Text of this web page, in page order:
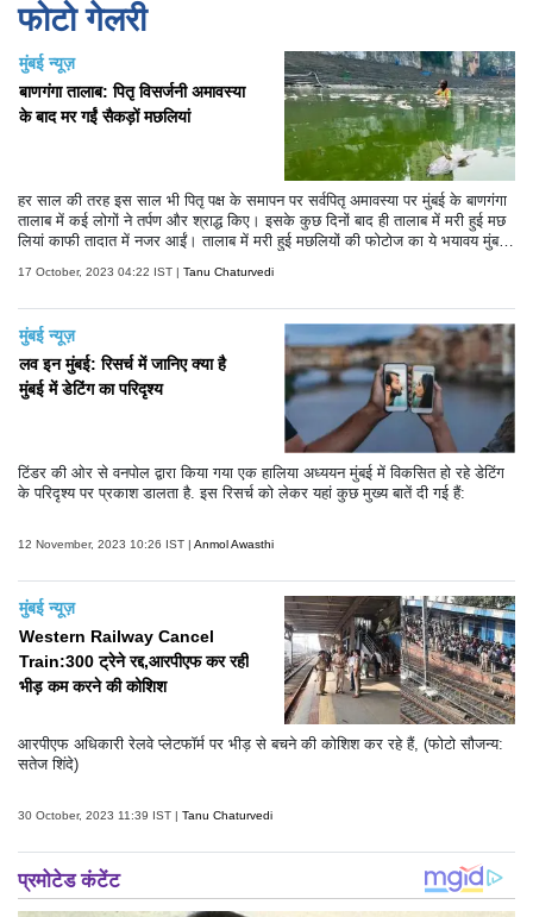
फोटो गेलरी
मुंबई न्यूज़
बाणगंगा तालाब: पितृ विसर्जनी अमावस्या
के बाद मर गईं सैकड़ों मछलियां
हर साल की तरह इस साल भी पितृ पक्ष के समापन पर सर्वपितृ अमावस्या पर मुंबई के बाणगंगा
तालाब में कई लोगों ने तर्पण और श्राद्ध किए। इसके कुछ दिनों बाद ही तालाब में मरी हुई मछ
लियां काफी तादात में नजर आईं। तालाब में मरी हुई मछलियों की फोटोज का ये भयावय मुंबई
17 October, 2023 04:22 IST | Tanu Chaturvedi
मुंबई न्यूज़
लव इन मुंबई: रिसर्च में जानिए क्या है
मुंबई में डेटिंग का परिदृश्य
टिंडर की ओर से वनपोल द्वारा किया गया एक हालिया अध्ययन मुंबई में विकसित हो रहे डेटिंग
के परिदृश्य पर प्रकाश डालता है. इस रिसर्च को लेकर यहां कुछ मुख्य बातें दी गई हैं:
12 November, 2023 10:26 IST | Anmol Awasthi
मुंबई न्यूज़
Western Railway Cancel
Train:300 ट्रेने रद्द,आरपीएफ कर रही
भीड़ कम करने की कोशिश
आरपीएफ अधिकारी रेलवे प्लेटफॉर्म पर भीड़ से बचने की कोशिश कर रहे हैं, (फोटो सौजन्य:
सतेज शिंदे)
30 October, 2023 11:39 IST | Tanu Chaturvedi